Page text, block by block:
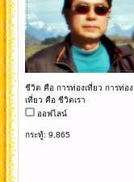
ชีวิต คือ การท่องเที่ยว การท่อง
เที่ยว คือ ชีวิตเรา
ออฟไลน์
กระทู้: 9,865